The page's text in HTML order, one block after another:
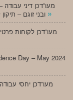
מעו”דכן דיני
»
מעו”דכן לקוחות
Day – May 2024
מעו”דכן יחסי